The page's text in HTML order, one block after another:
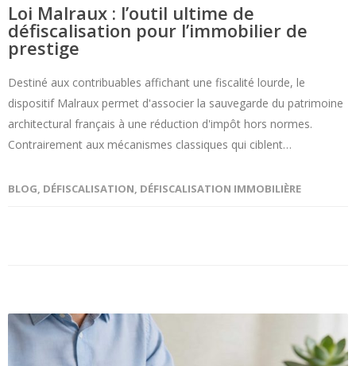
Loi Malraux : l’outil ultime de
défiscalisation pour l’immobilier de
prestige
Destiné aux contribuables affichant une fiscalité lourde, le
dispositif Malraux permet d'associer la sauvegarde du patrimoine
architectural français à une réduction d'impôt hors normes.
Contrairement aux mécanismes classiques qui ciblent…
BLOG, DÉFISCALISATION, DÉFISCALISATION IMMOBILIÈRE